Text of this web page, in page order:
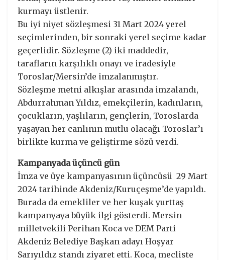
kurmayı üstlenir.
Bu iyi niyet sözleşmesi 31 Mart 2024 yerel
seçimlerinden, bir sonraki yerel seçime kadar
geçerlidir. Sözleşme (2) iki maddedir,
tarafların karşılıklı onayı ve iradesiyle
Toroslar/Mersin’de imzalanmıştır.
Sözleşme metni alkışlar arasında imzalandı,
Abdurrahman Yıldız, emekçilerin, kadınların,
çocukların, yaşlıların, gençlerin, Toroslarda
yaşayan her canlının mutlu olacağı Toroslar’ı
birlikte kurma ve geliştirme sözü verdi.
Kampanyada üçüncü gün
İmza ve üye kampanyasının üçüncüsü 29 Mart
2024 tarihinde Akdeniz/Kuruçeşme’de yapıldı.
Burada da emekliler ve her kuşak yurttaş
kampanyaya büyük ilgi gösterdi. Mersin
milletvekili Perihan Koca ve DEM Parti
Akdeniz Belediye Başkan adayı Hoşyar
Sarıyıldız standı ziyaret etti. Koca, mecliste